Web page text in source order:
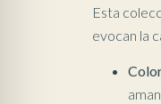
Esta
evocan la